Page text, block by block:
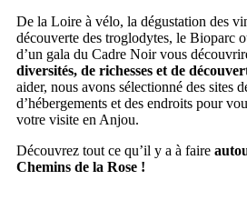
De la Loire à vélo, la dégustation des
découverte des troglodytes, le Bioparc
d’un gala du Cadre Noir vous
diversités, de richesses et de
aider, nous avons sélectionné des sites
d’hébergements et des endroits pour
votre visite en Anjou.
Découvrez tout ce qu’il y a à faire
Chemins de la Rose !